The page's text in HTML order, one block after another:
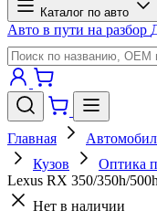
Каталог по авто
Авто в пути на разбор
Главная
Кузов
Оптика
Lexus RX 350/350h/
Нет в наличии